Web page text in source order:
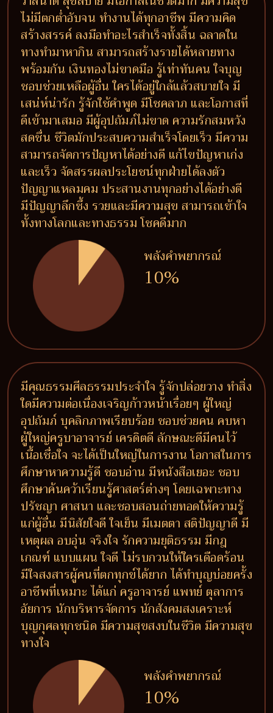
ไม่มีตกต่ำอับจน ทำงานได้ทุกอาชีพ มีความคิด
สร้างสรรค์ ลงมือทำอะไรสำเร็จทั้งสิ้น ฉลาดใน
ทางทำมาหากิน สามารถสร้างรายได้หลายทาง
พร้อมกัน เงินทองไม่ขาดมือ รู้เท่าทันคน ใจบุญ
ชอบช่วยเหลือผู้อื่น ใครได้อยู่ใกล้แล้วสบายใจ มี
เสน่ห์น่ารัก รู้จักใช้คำพูด มีโชคลาภ และโอกาสที่
ดีเข้ามาเสมอ มีผู้อุปถัมภ์ไม่ขาด ความรักสมหวัง
สดชื่น ชีวิตมักประสบความสำเร็จโดยเร็ว มีความ
สามารถจัดการปัญหาได้อย่างดี แก้ไขปัญหาเก่ง
และเร็ว จัดสรรผลประโยชน์ทุกฝ่ายได้ลงตัว
ปัญญาแหลมคม ประสานงานทุกอย่างได้อย่างดี
มีปัญญาลึกซึ้ง รวยและมีความสุข สามารถเข้าใจ
ทั้งทางโลกและทางธรรม โชคดีมาก
พลังคำพยากรณ์
10%
มีคุณธรรมศีลธรรมประจำใจ รู้จักปล่อยวาง ทำสิ่ง
ใดมีความต่อเนื่องเจริญก้าวหน้าเรื่อยๆ ผู้ใหญ่
อุปถัมภ์ บุคลิกภาพเรียบร้อย ชอบช่วยคน คบหา
ผู้ใหญ่ครูบาอาจารย์ เครดิตดี ลักษณะดีมีคนไว้
เนื้อเชื่อใจ จะได้เป็นใหญ่ในการงาน โอกาสในการ
ศึกษาหาความรู้ดี ชอบอ่าน มีหนังสือเยอะ ชอบ
ศึกษาค้นคว้าเรียนรู้ศาสตร์ต่างๆ โดยเฉพาะทาง
ปรัชญา ศาสนา และชอบสอนถ่ายทอดให้ความรู้
แก่ผู้อื่น มีนิสัยใจดี ใจเย็น มีเมตตา สติปัญญาดี มี
เหตุผล อบอุ่น จริงใจ รักความยุติธรรม มีกฎ
เกณฑ์ แบบแผน ใจดี ไม่รบกวนให้ใครเดือดร้อน
มีใจสงสารผู้คนที่ตกทุกข์ได้ยาก ได้ทำบุญบ่อยครั้ง
อาชีพที่เหมาะ ได้แก่ ครูอาจารย์ แพทย์ ตุลาการ
อัยการ นักบริหารจัดการ นักสังคมสงเคราะห์
บุญกุศลทุกชนิด มีความสุขสงบในชีวิต มีความสุข
ทางใจ
พลังคำพยากรณ์
10%